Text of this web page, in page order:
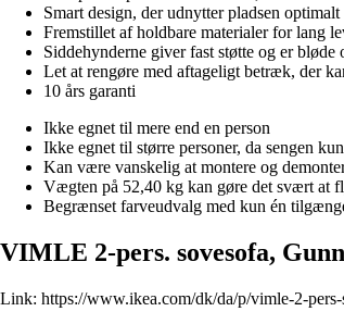
Smart design, der udnytter pladsen optimalt
Fremstillet af holdbare materialer for lang
Siddehynderne giver fast støtte og er bløde
Let at rengøre med aftageligt betræk, der
10 års garanti
Ikke egnet til mere end en person
Ikke egnet til større personer, da sengen
Kan være vanskelig at montere og
Vægten på 52,40 kg kan gøre det svært at
Begrænset farveudvalg med kun én
VIMLE 2-pers. sovesofa,
Link: https://www.ikea.com/dk/da/p/vimle-2-